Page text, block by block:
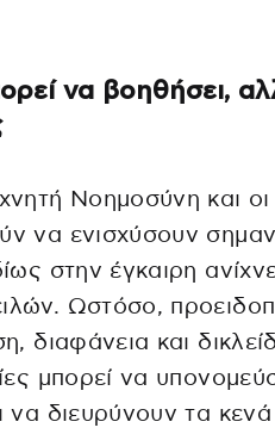
να βοηθήσει,
Νοημοσύνη και οι
να ενισχύσουν
στην έγκαιρη
Ωστόσο,
διαφάνεια και
μπορεί να
να διευρύνουν τα κενά